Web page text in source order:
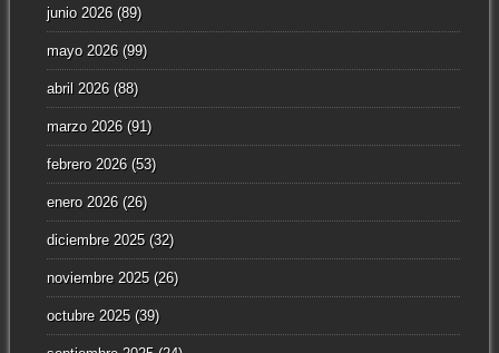
junio 2026(89)
mayo 2026(99)
abril 2026(88)
marzo 2026(91)
febrero 2026(53)
enero 2026(26)
diciembre 2025(32)
noviembre 2025(26)
octubre 2025(39)